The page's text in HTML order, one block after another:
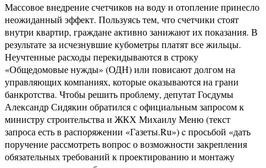
Массовое внедрение счетчиков на воду и отопление принесло
неожиданный эффект. Пользуясь тем, что счетчики стоят
внутри квартир, граждане активно занижают их показания. В
результате за исчезнувшие кубометры платят все жильцы.
Неучтенные расходы перекидываются в строку
«Общедомовые нужды» (ОДН) или повисают долгом на
управляющих компаниях, которые оказываются на грани
банкротства. Чтобы решить проблему, депутат Госдумы
Александр Сидякин обратился с официальным запросом к
министру строительства и ЖКХ Михаилу Меню (текст
запроса есть в распоряжении «Газеты.Ru») c просьбой «дать
поручение рассмотреть вопрос о возможности закрепления
обязательных требований к проектированию и монтажу